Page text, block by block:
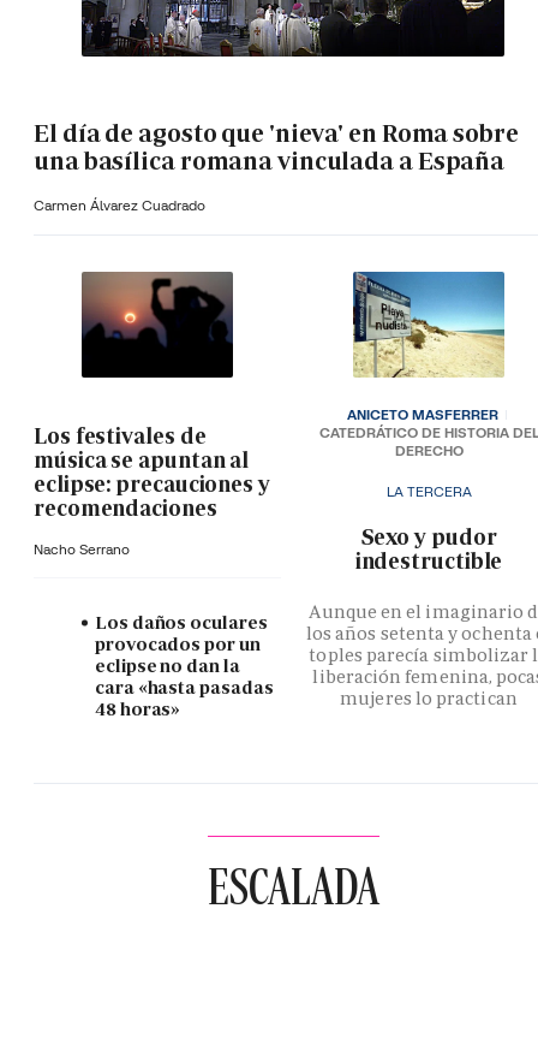
El día de agosto que 'nieva' en Roma sobre
una basílica romana vinculada a España
Carmen Álvarez Cuadrado
Los festivales de
música se apuntan al
eclipse: precauciones y
recomendaciones
Nacho Serrano
Los daños oculares
provocados por un
eclipse no dan la
cara «hasta pasadas
48 horas»
LA TERCERA
­Sexo y pudor
indestructible
Aunque en el imaginario
los años setenta y ochenta
toples parecía simbolizar
liberación femenina,
mujeres lo practican
ANICETO MASFERRER
CATEDRÁTICO DE HISTORIA DEL
DERECHO
ESCALADA